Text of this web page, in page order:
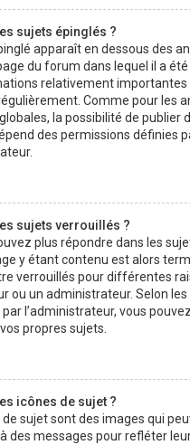
sujets épinglés ?
apparaît en dessous des
du forum dans lequel il a
relativement importantes
Comme pour les
la possibilité de publier
des permissions définies
sujets verrouillés ?
plus répondre dans les
y étant contenu est alors
verrouillés pour différentes
ou un administrateur. Selon
l’administrateur, vous
propres sujets.
icônes de sujet ?
de sujet sont des images qui
des messages pour refléter